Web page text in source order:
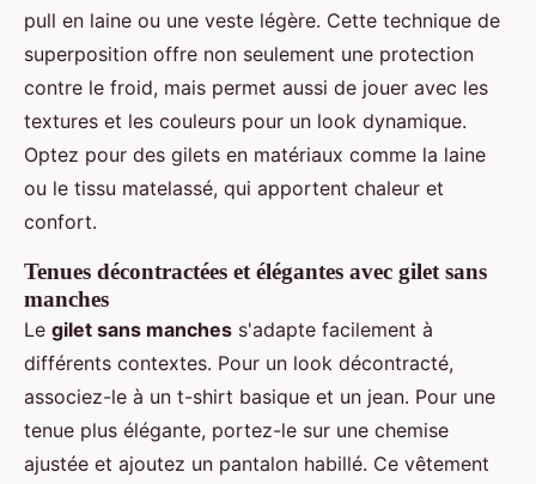
pull en laine ou une veste légère. Cette technique de
superposition offre non seulement une protection
contre le froid, mais permet aussi de jouer avec les
textures et les couleurs pour un look dynamique.
Optez pour des gilets en matériaux comme la laine
ou le tissu matelassé, qui apportent chaleur et
confort.
Tenues décontractées et élégantes avec gilet sans
manches
Le gilet sans manches s'adapte facilement à
différents contextes. Pour un look décontracté,
associez-le à un t-shirt basique et un jean. Pour une
tenue plus élégante, portez-le sur une chemise
ajustée et ajoutez un pantalon habillé. Ce vêtement